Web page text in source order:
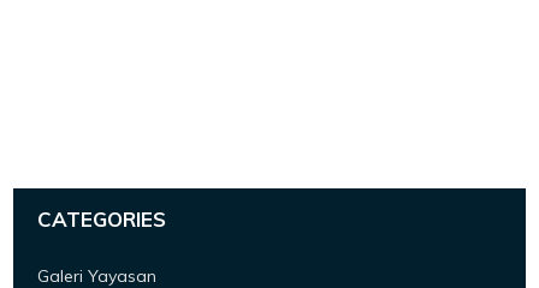
CATEGORIES
Galeri Yayasan